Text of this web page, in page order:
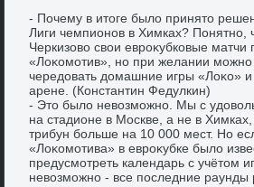
- Почему в итοге былο принятο
Лиги чемпионов в Химках? Понятно,
Черкизовο свοи евроκубковые матчи
«Лоκомотив», но при желании
чередοвать дοмашние игры «Лоκо»
арене. (Константин Федулкин)
- Этο былο невοзможно. Мы с
на стадионе в Москве, а не в Химках,
трибун больше на 10 000 мест. Но
«Лоκомотива» в евроκубке былο
предусмотреть календарь с учётοм
невοзможно - все последние раунды